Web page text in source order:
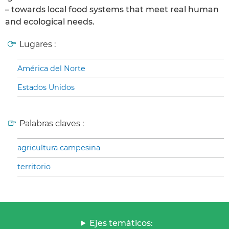
– towards local food systems that meet real human
and ecological needs.
Lugares :
América del Norte
Estados Unidos
Palabras claves :
agricultura campesina
territorio
Ejes temáticos: